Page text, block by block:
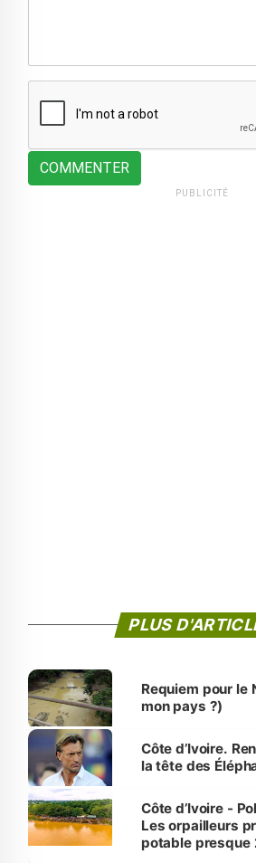
COMMENTER
PUBLICITÉ
PLUS
Requiem pour le
mon pays ?)
Côte d’Ivoire.
la tête des
Côte d’Ivoire -
Les orpailleurs
potable presque